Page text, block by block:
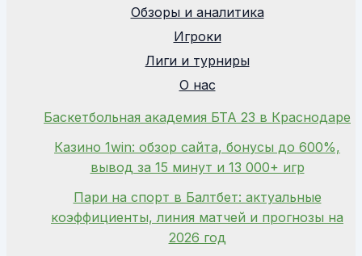
Обзоры и аналитика
Игроки
Лиги и турниры
О нас
Баскетбольная академия БТА 23 в Краснодаре
Казино 1win: обзор сайта, бонусы до 600%,
вывод за 15 минут и 13 000+ игр
Пари на спорт в Балтбет: актуальные
коэффициенты, линия матчей и прогнозы на
2026 год